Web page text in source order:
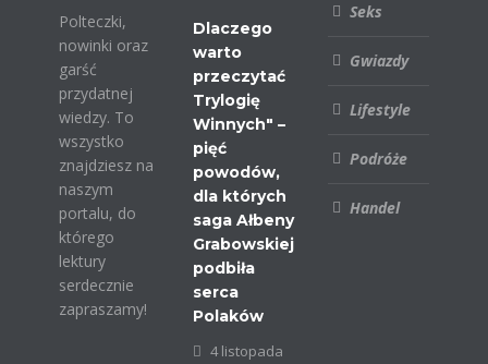
Polteczki,
nowinki oraz
garść
przydatnej
wiedzy. To
wszystko
znajdziesz na
naszym
portalu, do
którego
lektury
serdecznie
zapraszamy!
Dlaczego
warto
przeczytać
Trylogię
Winnych" –
pięć
powodów,
dla których
saga Ałbeny
Grabowskiej
podbiła
serca
Polaków
4 listopada
Seks
Gwiazdy
Lifestyle
Podróże
Handel